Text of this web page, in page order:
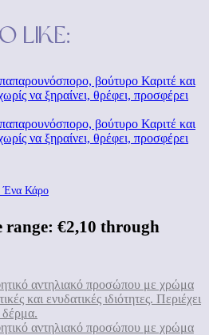
like:
Ένα Κάρο
range: €2,10 through